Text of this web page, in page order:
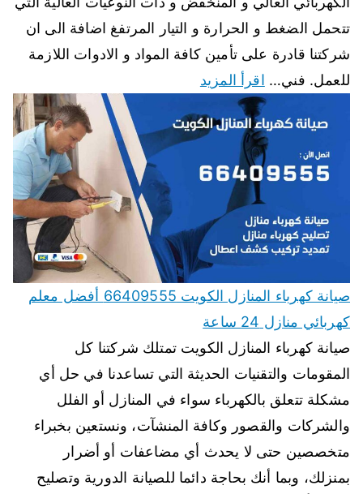
تتحمل الضغط و الحرارة و التيار المرتفغ اضافة الى ان
شركتنا قادرة على تأمين كافة المواد و الادوات اللازمة
للعمل. فني… اقرأ المزيد
صيانة كهرباء المنازل الكويت 66409555 أفضل معلم
كهربائي منازل 24 ساعة
صيانة كهرباء المنازل الكويت تمتلك شركتنا كل
المقومات والتقنيات الحديثة التي تساعدنا في حل أي
مشكلة تتعلق بالكهرباء سواء في المنازل أو الفلل
والشركات والقصور وكافة المنشآت، ونستعين بخبراء
متخصصين حتى لا يحدث أي مضاعفات أو أضرار
بمنزلك، وبما أنك بحاجة دائما للصيانة الدورية وتصليح